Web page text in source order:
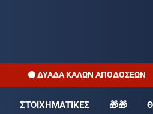
ΔΥΑΔΑ ΚΑΛΩΝ ΑΠΟΔΟΣΕΩΝ
ΕΠΙΣΤΡΟΦΗ ΣΤΑ
ΣΤΟΙΧΗΜΑΤΙΚΕΣ 🎁🎁